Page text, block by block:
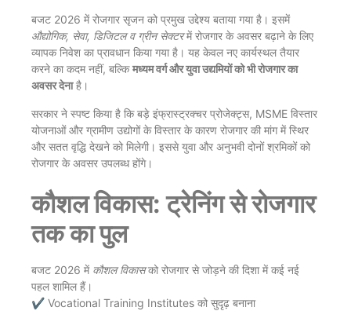
बजट 2026 में रोजगार सृजन को प्रमुख उद्देश्य बताया गया है। इसमें
औद्योगिक, सेवा, डिजिटल व ग्रीन सेक्टरमें रोजगार के अवसर बढ़ाने के लिए
व्यापक निवेश का प्रावधान किया गया है। यह केवल नए कार्यस्थल तैयार
करने का कदम नहीं, बल्किमध्यम वर्ग और युवा उद्यमियों को भी रोजगार का
अवसर देनाहै।
सरकार ने स्पष्ट किया है कि बड़े इंफ्रास्ट्रक्चर प्रोजेक्ट्स, MSME विस्तार
योजनाओं और ग्रामीण उद्योगों के विस्तार के कारण रोजगार की मांग में स्थिर
और सतत वृद्धि देखने को मिलेगी। इससे युवा और अनुभवी दोनों श्रमिकों को
रोजगार के अवसर उपलब्ध होंगे।
कौशल विकास: ट्रेनिंग से रोजगार
तक का पुल
बजट 2026 में कौशल विकासको रोजगार से जोड़ने की दिशा में कई नई
पहल शामिल हैं।
✔️ Vocational Training Institutes को सुदृढ़ बनाना